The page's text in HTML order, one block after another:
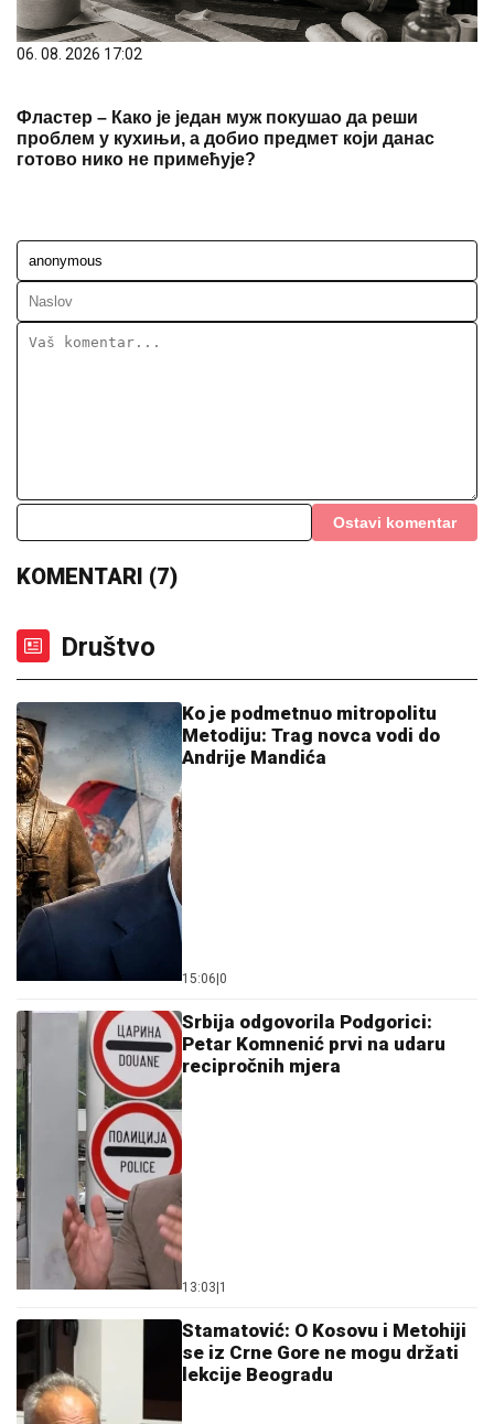
06. 08. 2026 17:02
Фластер – Како је један муж покушао да реши
проблем у кухињи, а добио предмет који данас
готово нико не примећује?
Ostavi komentar
KOMENTARI (7)
Društvo
Ko je podmetnuo mitropolitu
Metodiju: Trag novca vodi do
Andrije Mandića
15:06|0
Srbija odgovorila Podgorici:
Petar Komnenić prvi na udaru
recipročnih mjera
13:03|1
Stamatović: O Kosovu i Metohiji
se iz Crne Gore ne mogu držati
lekcije Beogradu